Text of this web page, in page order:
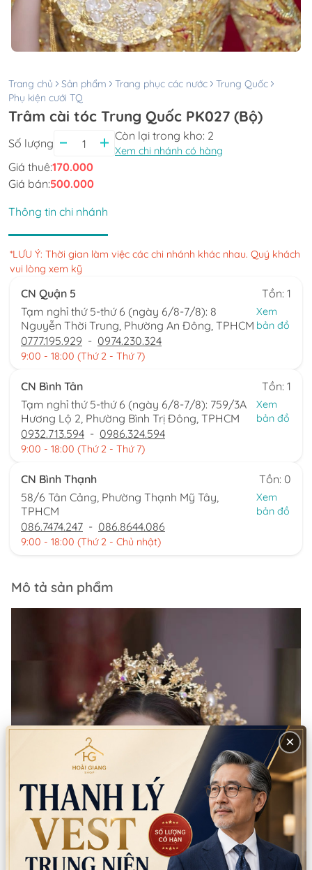
Trang chủ Sản phẩm Trang phục các nước
Trung Quốc
Phụ kiện cưới TQ
Trâm cài tóc Trung Quốc PK027 (Bộ)
Số lượng
Còn lại trong kho: 2
Xem chi nhánh có hàng
Giá thuê:170.000
Giá bán:500.000
Thông tin chi nhánh
*LƯU Ý: Thời gian làm việc các chi nhánh khác nhau. Quý khách
vui lòng xem kỹ
CN Quận 5
Tồn: 1
Tạm nghỉ thứ 5-thứ 6 (ngày 6/8-7/8): 8
Nguyễn Thời Trung, Phường An Đông, TPHCM
Xem
bản đồ
0777.195.929 - 0974.230.324
9:00 - 18:00 (Thứ 2 - Thứ 7)
CN Bình Tân
Tồn: 1
Tạm nghỉ thứ 5-thứ 6 (ngày 6/8-7/8): 759/3A
Hương Lộ 2, Phường Bình Trị Đông, TPHCM
Xem
bản đồ
0932.713.594 - 0986.324.594
9:00 - 18:00 (Thứ 2 - Thứ 7)
CN Bình Thạnh
Tồn: 0
58/6 Tân Cảng, Phường Thạnh Mỹ Tây,
TPHCM
Xem
bản đồ
086.7474.247 - 086.8644.086
9:00 - 18:00 (Thứ 2 - Chủ nhật)
Mô tả sản phẩm
×